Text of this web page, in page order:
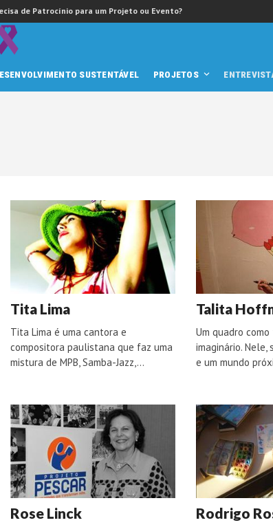
de Patrocínio para um Projeto ou Evento?
SUSTENTÁVEL PROJETOS
Tita Lima
Tita Lima é uma cantora e
compositora paulistana que faz uma
mistura de MPB, Samba-Jazz,…
Talita
Um quadro
imaginário. Nele,
e um mundo
Rose Linck Rodrigo